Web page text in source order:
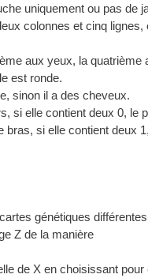
uniquement ou pas de
colonnes et cinq
aux yeux, la
est ronde.
sinon il a des cheveux.
elle contient deux 0, le
si elle contient deux
génétiques
Z de la manière
de X en choisissant